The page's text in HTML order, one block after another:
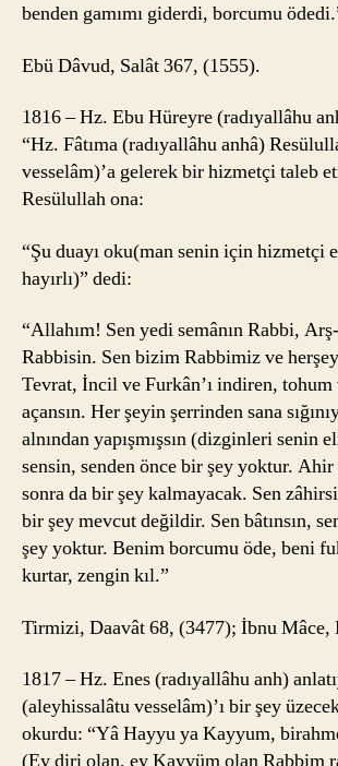
benden gamımı giderdi, borcumu
Ebü Dâvud, Salât 367, (1555).
1816 – Hz. Ebu Hüreyre (radıyallâhu
“Hz. Fâtıma (radıyallâhu anhâ)
vesselâm)’a gelerek bir hizmetçi taleb
Resülullah ona:
“Şu duayı oku(man senin için hizmetçi
hayırlı)” dedi:
“Allahım! Sen yedi semânın Rabbi, Arş-
Rabbisin. Sen bizim Rabbimiz ve
Tevrat, İncil ve Furkân’ı indiren,
açansın. Her şeyin şerrinden sana
alnından yapışmışsın (dizginleri senin
sensin, senden önce bir şey yoktur. Ahir
sonra da bir şey kalmayacak. Sen
bir şey mevcut değildir. Sen bâtınsın,
şey yoktur. Benim borcumu öde, beni
kurtar, zengin kıl.”
Tirmizi, Daavât 68, (3477); İbnu Mâce,
1817 – Hz. Enes (radıyallâhu anh)
(aleyhissalâtu vesselâm)’ı bir şey
okurdu: “Yâ Hayyu ya Kayyum,